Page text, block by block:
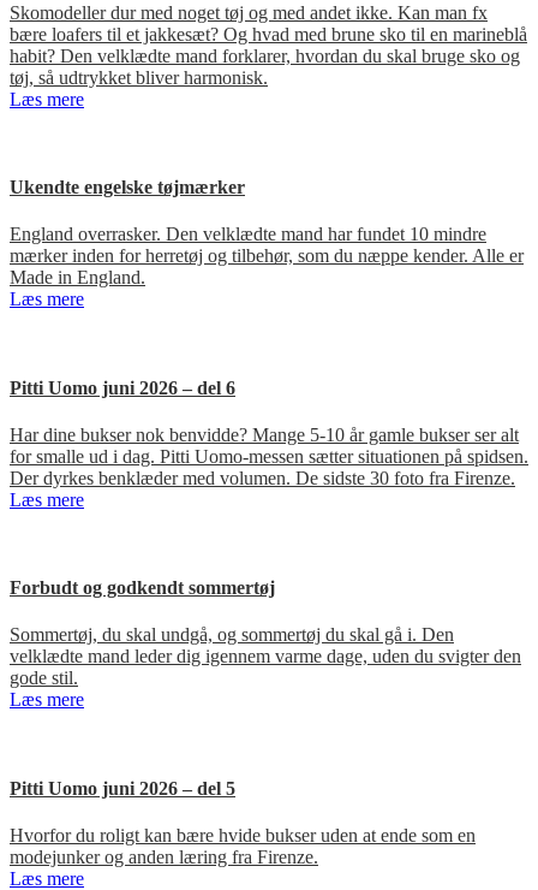
Skomodeller dur med noget tøj og med andet ikke. Kan man fx
bære loafers til et jakkesæt? Og hvad med brune sko til en marineblå
habit? Den velklædte mand forklarer, hvordan du skal bruge sko og
tøj, så udtrykket bliver harmonisk.
Læs mere
Ukendte engelske tøjmærker
England overrasker. Den velklædte mand har fundet 10 mindre
mærker inden for herretøj og tilbehør, som du næppe kender. Alle er
Made in England.
Læs mere
Pitti Uomo juni 2026 – del 6
Har dine bukser nok benvidde? Mange 5-10 år gamle bukser ser alt
for smalle ud i dag. Pitti Uomo-messen sætter situationen på spidsen.
Der dyrkes benklæder med volumen. De sidste 30 foto fra Firenze.
Læs mere
Forbudt og godkendt sommertøj
Sommertøj, du skal undgå, og sommertøj du skal gå i. Den
velklædte mand leder dig igennem varme dage, uden du svigter den
gode stil.
Læs mere
Pitti Uomo juni 2026 – del 5
Hvorfor du roligt kan bære hvide bukser uden at ende som en
modejunker og anden læring fra Firenze.
Læs mere